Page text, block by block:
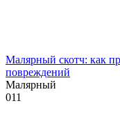
Малярный скотч: как
повреждений
Малярный
011